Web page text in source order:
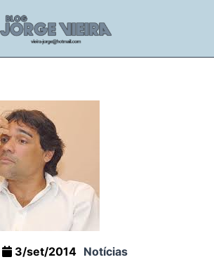
3/set/2014 Notícias